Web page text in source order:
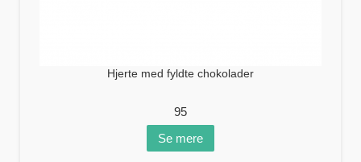
Hjerte med fyldte chokolader
95
Se mere